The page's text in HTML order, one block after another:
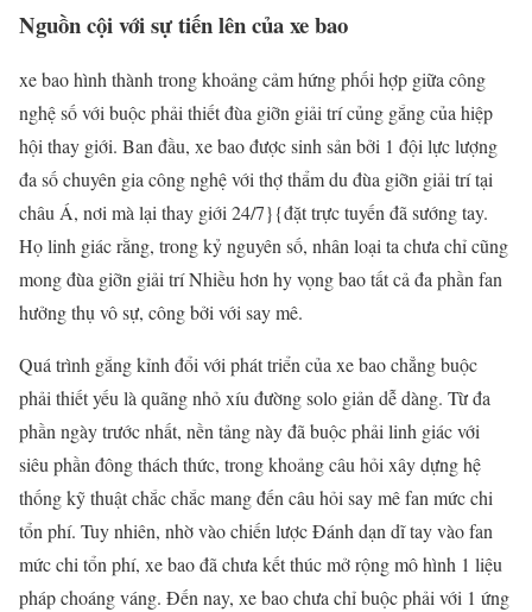
Nguồn cội với sự tiến lên của xe bao
xe bao hình thành trong khoảng cảm hứng phối hợp giữa công
nghệ số với buộc phải thiết đùa giỡn giải trí củng gắng của hiệp
hội thay giới. Ban đầu, xe bao được sinh sản bởi 1 đội lực lượng
đa số chuyên gia công nghệ với thợ thẩm du đùa giỡn giải trí tại
châu Á, nơi mà lại thay giới 24/7}{đặt trực tuyến đã sướng tay.
Họ linh giác rằng, trong kỷ nguyên số, nhân loại ta chưa chỉ cũng
mong đùa giỡn giải trí Nhiều hơn hy vọng bao tất cả đa phần fan
hưởng thụ vô sự, công bởi với say mê.
Quá trình gắng kỉnh đổi với phát triển của xe bao chẳng buộc
phải thiết yếu là quãng nhỏ xíu đường solo giản dễ dàng. Từ đa
phần ngày trước nhất, nền tảng này đã buộc phải linh giác với
siêu phần đông thách thức, trong khoảng câu hỏi xây dựng hệ
thống kỹ thuật chắc chắc mang đến câu hỏi say mê fan mức chi
tổn phí. Tuy nhiên, nhờ vào chiến lược Đánh dạn dĩ tay vào fan
mức chi tổn phí, xe bao đã chưa kết thúc mở rộng mô hình 1 liệu
pháp choáng váng. Đến nay, xe bao chưa chỉ buộc phải với 1 ứng